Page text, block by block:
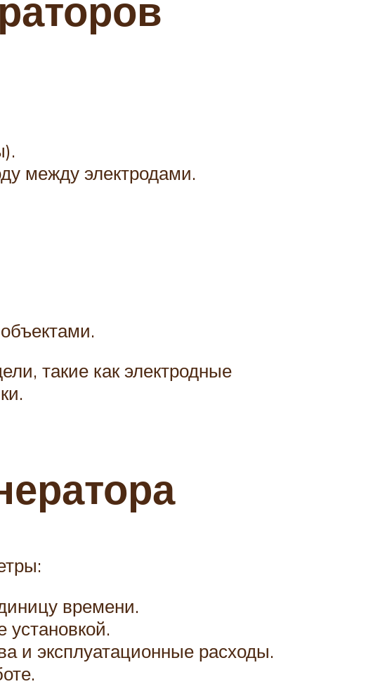
между электродами.
такие как электродные
времени.
и эксплуатационные расходы.